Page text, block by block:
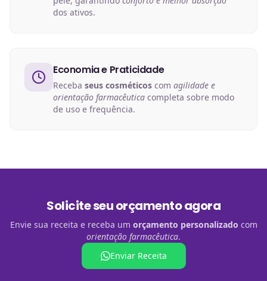
dos ativos.
Economia e Praticidade
Receba seus cosméticos com agilidade e
orientação farmacêutica completa sobre modo
de uso e frequência.
Solicite seu orçamento agora
Envie sua receita e receba um orçamento personalizado com
orientação farmacêutica.
Enviar Receita